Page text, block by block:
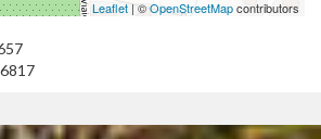
Leaflet| ©OpenStreetMapcontributors